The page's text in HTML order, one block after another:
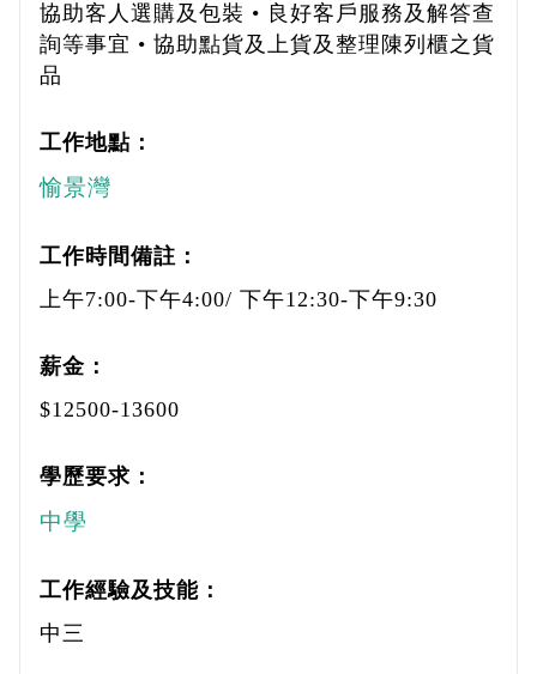
協助客人選購及包裝 • 良好客戶服務及解答查
詢等事宜 • 協助點貨及上貨及整理陳列櫃之貨
品
工作地點：
愉景灣
工作時間備註：
上午7:00-下午4:00/ 下午12:30-下午9:30
薪金：
$12500-13600
學歷要求：
中學
工作經驗及技能：
中三